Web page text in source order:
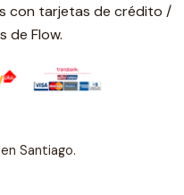
con tarjetas de crédito /
de Flow.
Santiago.